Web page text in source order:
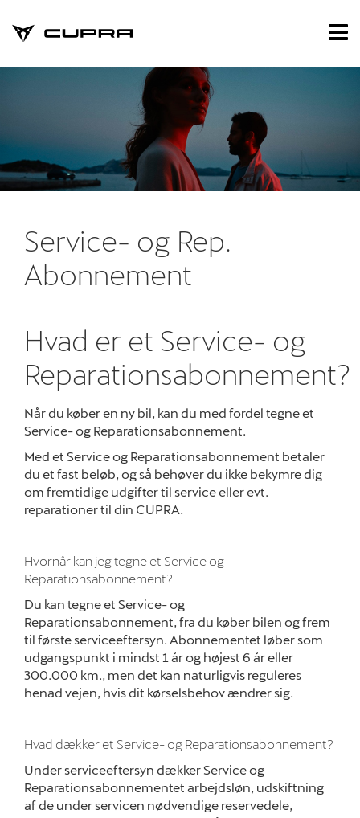
Privatleasing
Service- og
Prismatch
Reservedele
Tilbehør
Om os
Sociale medier
Service- og Rep.
Abonnement
Hvad er et Service- og
Reparationsabonnement?
Når du køber en ny bil, kan du med fordel tegne et
Service- og Reparationsabonnement.
Med et Service og Reparationsabonnement betaler
du et fast beløb, og så behøver du ikke bekymre dig
om fremtidige udgifter til service eller evt.
reparationer til din CUPRA.
Hvornår kan jeg tegne et Service og
Reparationsabonnement?
Du kan tegne et Service- og
Reparationsabonnement, fra du køber bilen og frem
til første serviceeftersyn. Abonnementet løber som
udgangspunkt i mindst 1 år og højest 6 år eller
300.000 km., men det kan naturligvis reguleres
henad vejen, hvis dit kørselsbehov ændrer sig.
Hvad dækker et Service- og Reparationsabonnement?
Under serviceeftersyn dækker Service og
Reparationsabonnementet arbejdsløn, udskiftning
af de under servicen nødvendige reservedele,